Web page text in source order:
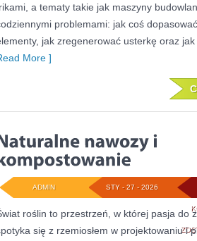
a tematy takie jak maszyny
problemami: jak coś
jak zregenerować usterkę oraz
More ]
STY - 27 - 2026
ADMIN
roślin to przestrzeń, w której pasja do
się z rzemiosłem w projektowaniu i